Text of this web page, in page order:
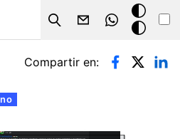
Search
Modo
oscuro
Compartir en: